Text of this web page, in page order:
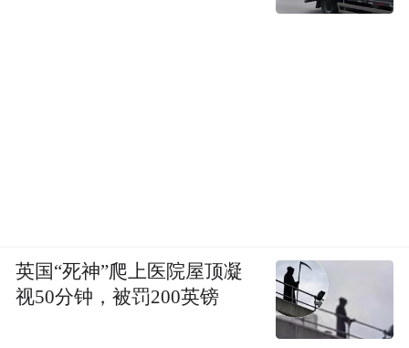
英国“死神”爬上医院屋顶凝
视50分钟，被罚200英镑